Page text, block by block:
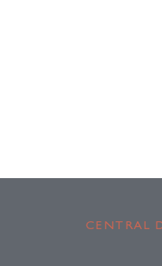
CENTRAL